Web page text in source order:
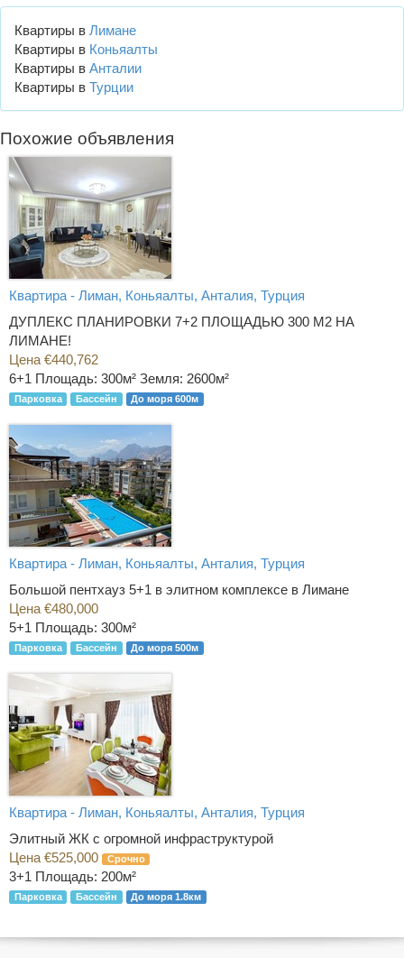
Квартиры в Лимане
Квартиры в Коньяалты
Квартиры в Анталии
Квартиры в Турции
Похожие объявления
Квартира - Лиман, Коньяалты, Анталия, Турция
ДУПЛЕКС ПЛАНИРОВКИ 7+2 ПЛОЩАДЬЮ 300 М2 НА
ЛИМАНЕ!
Цена €440,762
6+1 Площадь: 300м² Земля: 2600м²
Парковка Бассейн До моря 600м
Квартира - Лиман, Коньяалты, Анталия, Турция
Большой пентхауз 5+1 в элитном комплексе в Лимане
Цена €480,000
5+1 Площадь: 300м²
Парковка Бассейн До моря 500м
Квартира - Лиман, Коньяалты, Анталия, Турция
Элитный ЖК с огромной инфраструктурой
Цена €525,000
Срочно
3+1 Площадь: 200м²
Парковка Бассейн До моря 1.8км